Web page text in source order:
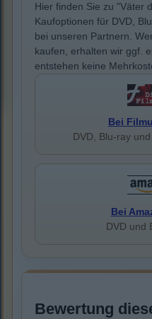
Hier finden Sie zu "Väter
Kaufoptionen für DVD,
bei unseren Partnern.
kaufen, erhalten wir ggf.
entstehen keine
Bei
DVD, Blu-ray
Bei
DVD und
Bewertung